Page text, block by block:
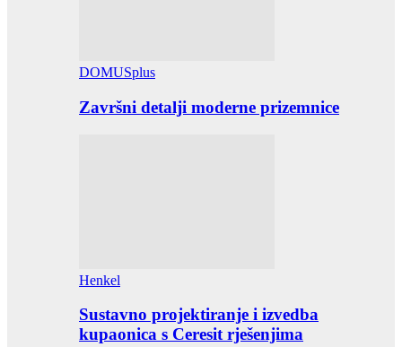
DOMUSplus
Završni detalji moderne prizemnice
Henkel
Sustavno projektiranje i izvedba
kupaonica s Ceresit rješenjima